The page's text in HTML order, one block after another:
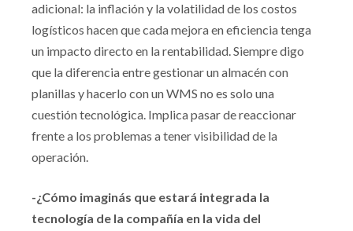
adicional: la inflación y la volatilidad de los costos
logísticos hacen que cada mejora en eficiencia tenga
un impacto directo en la rentabilidad. Siempre digo
que la diferencia entre gestionar un almacén con
planillas y hacerlo con un WMS no es solo una
cuestión tecnológica. Implica pasar de reaccionar
frente a los problemas a tener visibilidad de la
operación.
-¿Cómo imaginás que estará integrada la
tecnología de la compañía en la vida del